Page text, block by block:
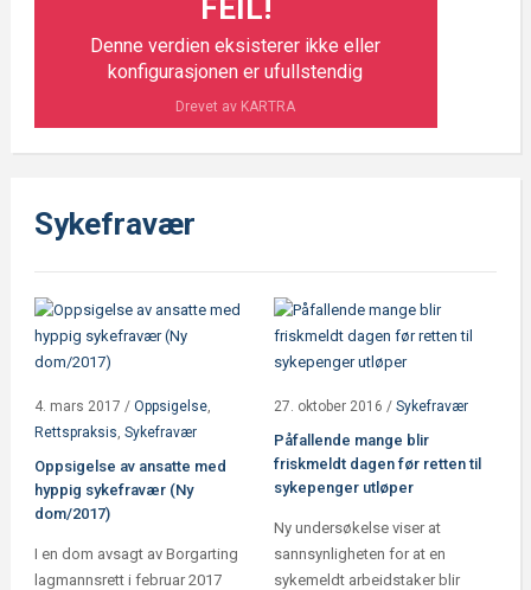
FEIL!
Denne verdien eksisterer ikke eller
konfigurasjonen er ufullstendig
Drevet av KARTRA
Sykefravær
4. mars 2017 / Oppsigelse,
Rettspraksis, Sykefravær
Oppsigelse av ansatte med
hyppig sykefravær (Ny
dom/2017)
I en dom avsagt av Borgarting
lagmannsrett i februar 2017
27. oktober 2016 /Sykefravær
Påfallende mange blir
friskmeldt dagen før retten til
sykepenger utløper
Ny undersøkelse viser at
sannsynligheten for at en
sykemeldt arbeidstaker blir